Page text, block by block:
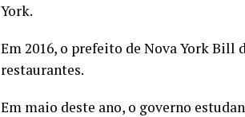
York.
Em 2016, o prefeito de Nova York Bill
restaurantes.
Em maio deste ano, o governo